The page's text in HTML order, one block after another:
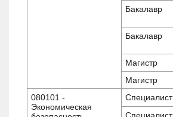
Бакалавр
Бакалавр
Магистр
Магистр
080101 -
Экономическая
Специалист